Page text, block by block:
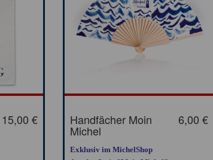
15,00 € 6,00 €
Handfächer Moin
Michel
Exklusiv im MichelShop